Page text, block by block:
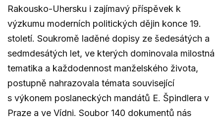
Rakousko-Uhersku i zajímavý příspěvek k
výzkumu moderních politických dějin konce 19.
století. Soukromě laděné dopisy ze šedesátých a
sedmdesátých let, ve kterých dominovala milostná
tematika a každodennost manželského života,
postupně nahrazovala témata související
s výkonem poslaneckých mandátů E. Špindlera v
Praze a ve Vídni. Soubor 140 dokumentů nás